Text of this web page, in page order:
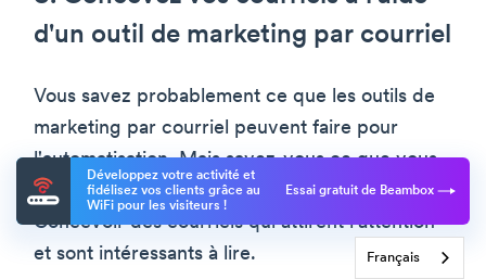
d'un outil de marketing par courriel
Vous savez probablement ce que les outils de
marketing par courriel peuvent faire pour
l'automatisation. Mais savez-vous ce que vous
pouvez faire d'autre avec ces outils ?
Concevoir des courriels qui attirent l'attention
et sont intéressants à lire.
Développez votre activité et
fidélisez vos clients grâce au
WiFi pour les visiteurs !
Essai gratuit de Beambox
Français